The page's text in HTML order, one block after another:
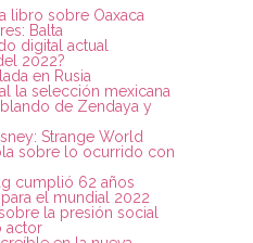
libro sobre Oaxaca
Balta
digital actual
2022?
en Rusia
la selección mexicana
de Zendaya y
Strange World
sobre lo ocurrido con
cumplió 62 años
el mundial 2022
la presión social
actor